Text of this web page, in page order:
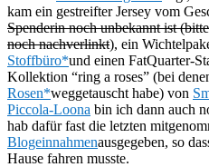
kam ein gestreifter Jersey vom
Spenderin noch unbekannt ist
noch nachverlinkt), ein
Stoffbüro*und einen FatQuarter-
Kollektion “ring a roses” (bei
Rosen*weggetauscht habe) von
Piccola-Loona bin ich dann auch
hab dafür fast die letzten
Blogeinnahmenausgegeben, so
Hause fahren musste.